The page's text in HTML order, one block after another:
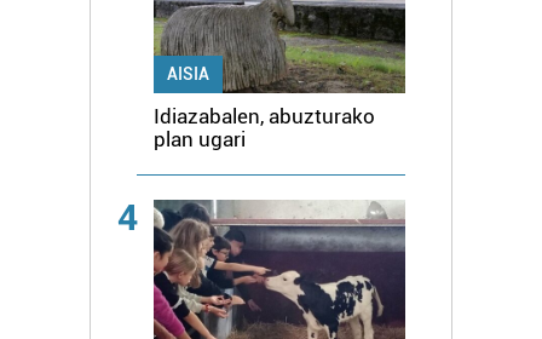
AISIA
Idiazabalen, abuzturako
plan ugari
4